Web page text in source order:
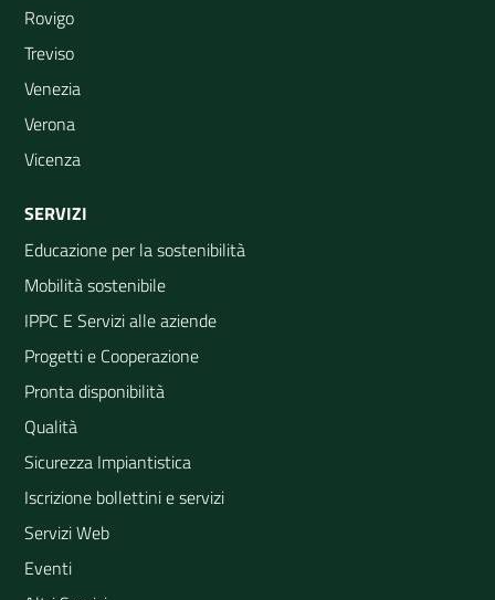
Rovigo
Treviso
Venezia
Verona
Vicenza
SERVIZI
Educazione per la sostenibilità
Mobilità sostenibile
IPPC E Servizi alle aziende
Progetti e Cooperazione
Pronta disponibilità
Qualità
Sicurezza Impiantistica
Iscrizione bollettini e servizi
Servizi Web
Eventi